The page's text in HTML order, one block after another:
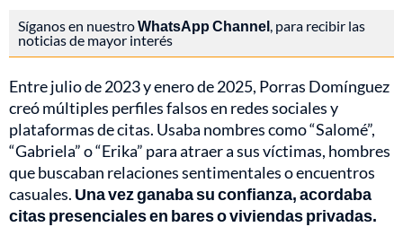
Síganos en nuestroWhatsApp Channel, para recibir las
noticias de mayor interés
Entre julio de 2023 y enero de 2025, Porras Domínguez
creó múltiples perfiles falsos en redes sociales y
plataformas de citas. Usaba nombres como “Salomé”,
“Gabriela” o “Erika” para atraer a sus víctimas, hombres
que buscaban relaciones sentimentales o encuentros
casuales. Una vez ganaba su confianza, acordaba
citas presenciales en bares o viviendas privadas.